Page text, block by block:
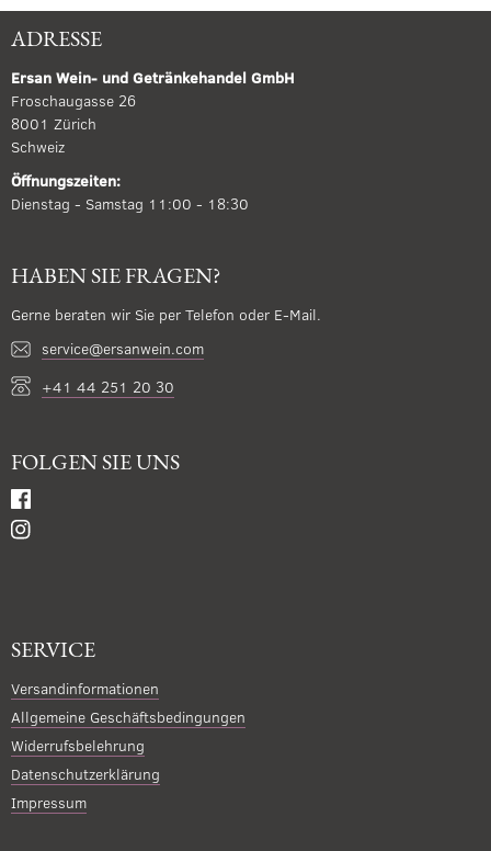
ADRESSE
Ersan Wein- und Getränkehandel GmbH
Froschaugasse 26
8001 Zürich
Schweiz
Öffnungszeiten:
Dienstag - Samstag 11:00 - 18:30
HABEN SIE FRAGEN?
Gerne beraten wir Sie per Telefon oder E-Mail.
service@ersanwein.com
+41 44 251 20 30
FOLGEN SIE UNS
SERVICE
Versandinformationen
Allgemeine Geschäftsbedingungen
Widerrufsbelehrung
Datenschutzerklärung
Impressum